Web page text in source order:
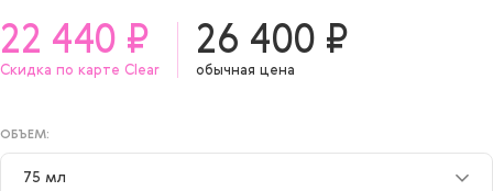
ОБЪЕМ:
75 мл
22 440 ₽
Скидка по карте Clear
26 400 ₽
обычная цена